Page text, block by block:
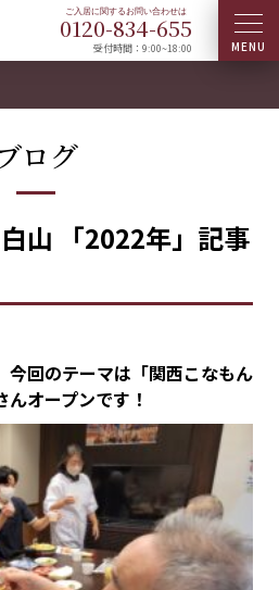
0120-834-655
受付時間：9:00~18:00
ログ
山 「2022年」記事
今回のテーマは「関西こなもん
オープンです！